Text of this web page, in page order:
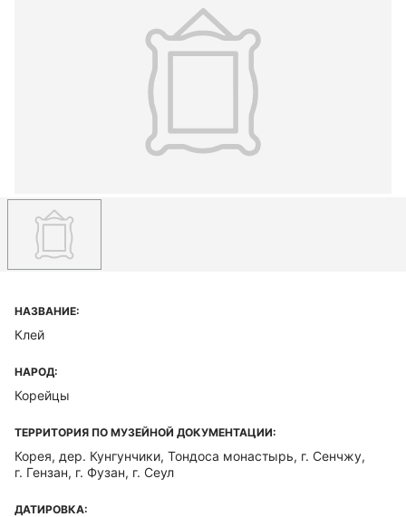
НАЗВАНИЕ:
Клей
НАРОД:
Корейцы
ТЕРРИТОРИЯ ПО МУЗЕЙНОЙ ДОКУМЕНТАЦИИ:
Корея, дер. Кунгунчики, Тондоса монастырь, г. Сенчжу,
г. Гензан, г. Фузан, г. Сеул
ДАТИРОВКА: